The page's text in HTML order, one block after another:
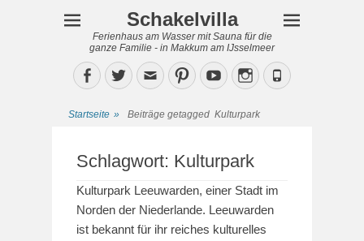
Schakelvilla
Ferienhaus am Wasser mit Sauna für die
ganze Familie - in Makkum am IJsselmeer
Facebook
TwitterEmailPinterestYouTubeInstagram
Phone
Startseite » Beiträge getagged Kulturpark
Schlagwort: Kulturpark
Kulturpark Leeuwarden, einer Stadt im
Norden der Niederlande. Leeuwarden
ist bekannt für ihr reiches kulturelles